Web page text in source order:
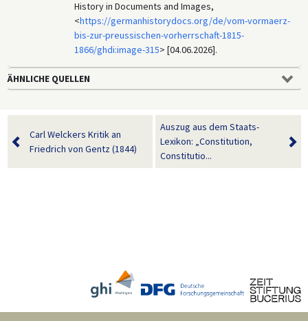
History in Documents and Images,
<https://germanhistorydocs.org/de/vom-vormaerz-
bis-zur-preussischen-vorherrschaft-1815-
1866/ghdi:image-315> [04.06.2026].
ÄHNLICHE QUELLEN
Carl Welckers Kritik an
Friedrich von Gentz (1844)
Auszug aus dem Staats-
Lexikon: „Constitution,
Constitutio...